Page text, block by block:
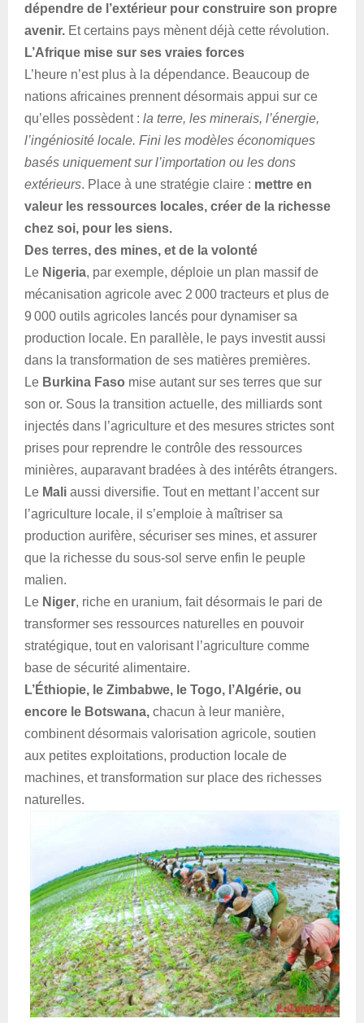
dépendre de l’extérieur pour construire son propre
avenir. Et certains pays mènent déjà cette révolution.
L’Afrique mise sur ses vraies forces
L’heure n’est plus à la dépendance. Beaucoup de
nations africaines prennent désormais appui sur ce
qu’elles possèdent : la terre, les minerais, l’énergie,
l’ingéniosité locale. Fini les modèles économiques
basés uniquement sur l’importation ou les dons
extérieurs. Place à une stratégie claire : mettre en
valeur les ressources locales, créer de la richesse
chez soi, pour les siens.
Des terres, des mines, et de la volonté
Le Nigeria, par exemple, déploie un plan massif de
mécanisation agricole avec 2 000 tracteurs et plus de
9 000 outils agricoles lancés pour dynamiser sa
production locale. En parallèle, le pays investit aussi
dans la transformation de ses matières premières.
Le Burkina Faso mise autant sur ses terres que sur
son or. Sous la transition actuelle, des milliards sont
injectés dans l’agriculture et des mesures strictes sont
prises pour reprendre le contrôle des ressources
minières, auparavant bradées à des intérêts étrangers.
Le Mali aussi diversifie. Tout en mettant l’accent sur
l’agriculture locale, il s’emploie à maîtriser sa
production aurifère, sécuriser ses mines, et assurer
que la richesse du sous-sol serve enfin le peuple
malien.
Le Niger, riche en uranium, fait désormais le pari de
transformer ses ressources naturelles en pouvoir
stratégique, tout en valorisant l’agriculture comme
base de sécurité alimentaire.
L’Éthiopie, le Zimbabwe, le Togo, l’Algérie, ou
encore le Botswana, chacun à leur manière,
combinent désormais valorisation agricole, soutien
aux petites exploitations, production locale de
machines, et transformation sur place des richesses
naturelles.